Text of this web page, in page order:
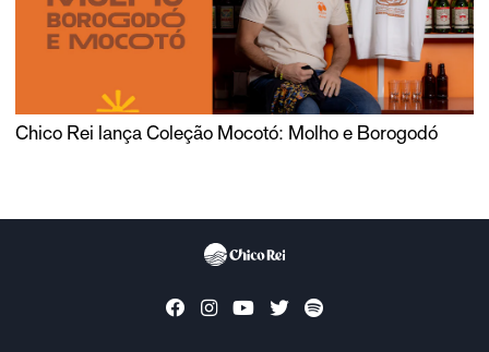
Chico Rei lança Coleção Mocotó: Molho e Borogodó